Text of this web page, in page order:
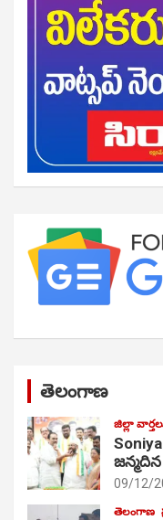
తెలంగాణ
జిల్లా
జ‌న్మ‌దిన
09/12/
తెలంగాణ